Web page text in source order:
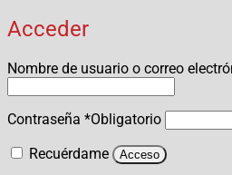
Acceder
Nombre de usuario o correo
Contraseña *Obligatorio
Recuérdame
Acceso